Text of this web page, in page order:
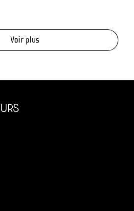
Voir plus